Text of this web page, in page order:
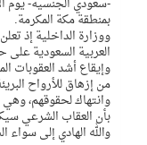
بمنطقة مكة المكرمة.
ووزارة الداخلية إذ
العربية السعودية على
وإيقاع أشد العقوبات
من إزهاق للأرواح
وانتهاك لحقوقهم،
بأن العقاب الشرعي
والله الهادي إلى سواء